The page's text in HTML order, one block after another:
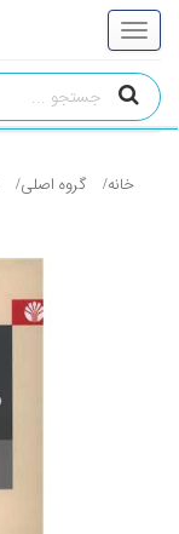
خانه گروه اصلی